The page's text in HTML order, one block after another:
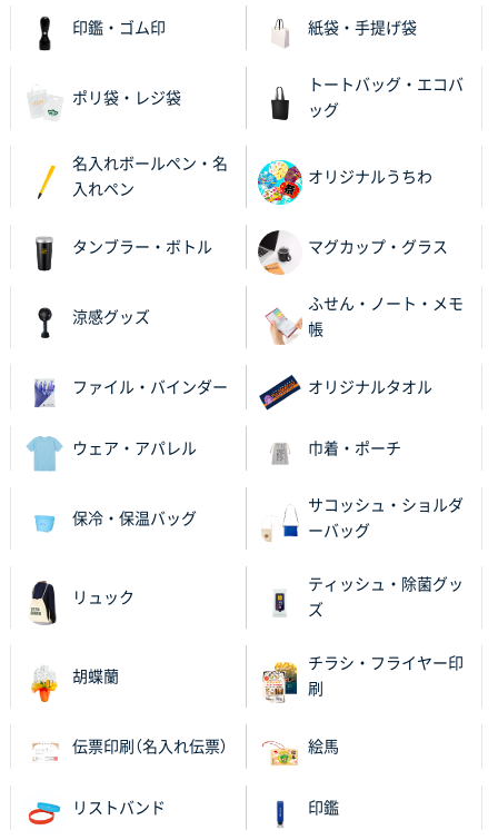
2025年11月25日 16:41
前回同様、安心できるから
uni ジェットストリーム 05
2025年11月21日 16:39
何度か注文していて、満足していたから
神奈川県のお客様
のし文言が変更できたのと価格。
千葉県M社様
ワンポイント箔押し紙袋 Sサイズ(A5対応)
2025年11月06日 14:57
営業ご担当者さまより、ご丁寧なサポートをいただ
進められました。
【ポリ袋】特別ご注文ページ
3000枚
昨年利用した時に、納期と金額面でかなり業者さんを
比較して決めさせていただきました。 昨年注文分も、
納期がギリギリだったにも関わらず、丁寧に対応して
対応を頂いており助かっております。
和歌山県S社様
印鑑・ゴム印 紙袋・手提げ袋
ポリ袋・レジ袋
トートバッグ・エコバ
ッグ
名入れボールペン・名
入れペン
オリジナルうちわ
タンブラー・ボトル マグカップ・グラス
涼感グッズ
ふせん・ノート・メモ
帳
ファイル・バインダー オリジナルタオル
ウェア・アパレル 巾着・ポーチ
保冷・保温バッグ
サコッシュ・ショルダ
ーバッグ
リュック
ティッシュ・除菌グッ
ズ
胡蝶蘭
チラシ・フライヤー印
刷
伝票印刷（名入れ伝票） 絵馬
リストバンド 印鑑